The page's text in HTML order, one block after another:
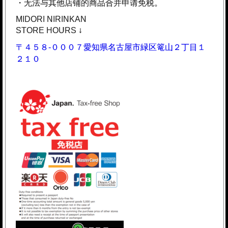
・无法与其他店铺的商品合并申请免税。
MIDORI NIRINKAN
STORE HOURS ↓
〒４５８-０００７愛知県名古屋市緑区篭山２丁目１
２１０